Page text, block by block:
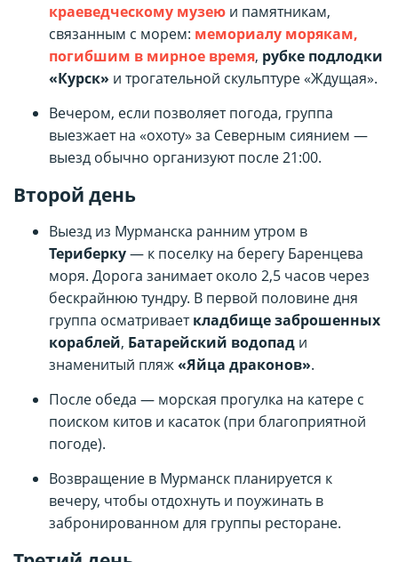
краеведческому музею и памятникам,
связанным с морем: мемориалу морякам,
погибшим в мирное время, рубке подлодки
«Курск» и трогательной скульптуре «Ждущая».
Вечером, если позволяет погода, группа
выезжает на «охоту» за Северным сиянием —
выезд обычно организуют после 21:00.
Второй день
Выезд из Мурманска ранним утром в
Териберку— к поселку на берегу Баренцева
моря. Дорога занимает около 2,5 часов через
бескрайнюю тундру. В первой половине дня
группа осматриваеткладбище заброшенных
кораблей, Батарейский водопад и
знаменитый пляж«Яйца драконов».
После обеда — морская прогулка на катере с
поиском китов и касаток (при благоприятной
погоде).
Возвращение в Мурманск планируется к
вечеру, чтобы отдохнуть и поужинать в
забронированном для группы ресторане.